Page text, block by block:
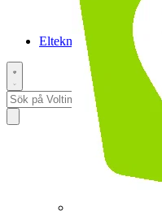
Elteknikpodden